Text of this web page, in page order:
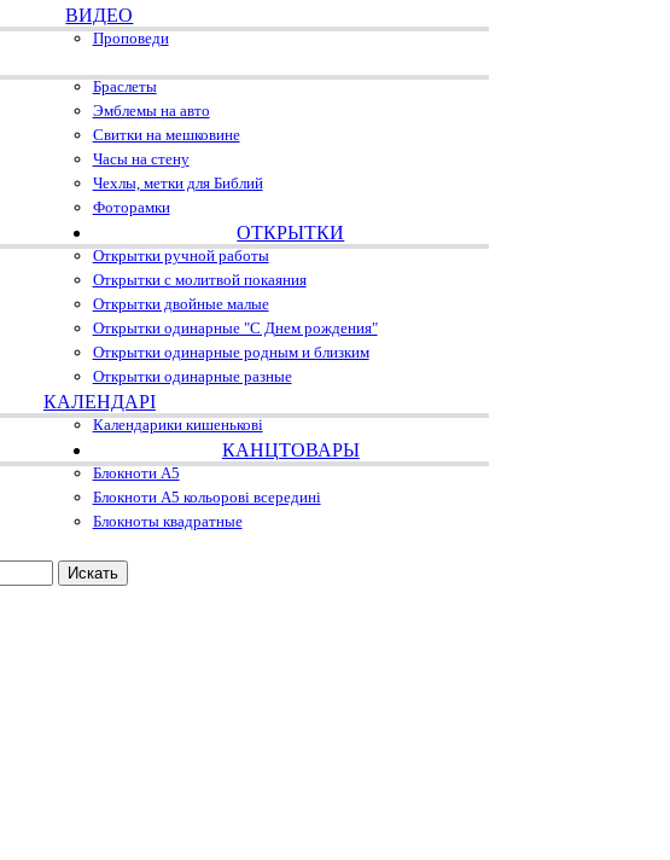
ВИДЕО
Проповеди
Браслеты
Эмблемы на авто
Свитки на мешковине
Часы на стену
Чехлы, метки для Библий
Фоторамки
ОТКРЫТКИ
Открытки ручной работы
Открытки с молитвой покаяния
Открытки двойные малые
Открытки одинарные "С Днем рождения"
Открытки одинарные родным и близким
Открытки одинарные разные
КАЛЕНДАРІ
Календарики кишенькові
КАНЦТОВАРЫ
Блокноти А5
Блокноти А5 кольорові всередині
Блокноты квадратные